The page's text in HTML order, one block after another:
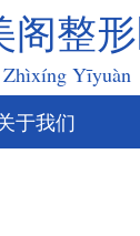
阁整
Zhìxíng Yīyuàn
于我们